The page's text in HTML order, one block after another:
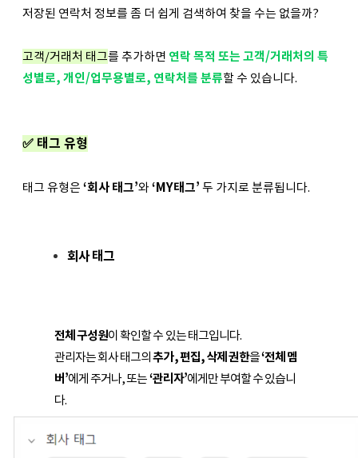
저장된 연락처 정보를 좀 더 쉽게 검색하여 찾을 수는 없을까?
고객/거래처 태그를 추가하면 연락 목적 또는 고객/거래처의 특
성별로, 개인/업무용별로, 연락처를 분류할 수 있습니다.
✅ 태그 유형
태그 유형은 ‘회사 태그’와‘MY태그’ 두 가지로 분류됩니다.
회사 태그
전체 구성원이 확인할 수 있는 태그입니다.
관리자는 회사 태그의추가, 편집, 삭제 권한을‘전체 멤
버’에게 주거나, 또는‘관리자’에게만 부여할 수 있습니
다.